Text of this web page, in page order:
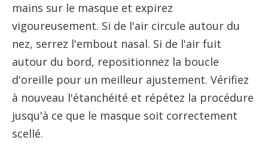
mains sur le masque et expirez
vigoureusement. Si de l'air circule autour du
nez, serrez l'embout nasal. Si de l'air fuit
autour du bord, repositionnez la boucle
d'oreille pour un meilleur ajustement. Vérifiez
à nouveau l'étanchéité et répétez la procédure
jusqu'à ce que le masque soit correctement
scellé.